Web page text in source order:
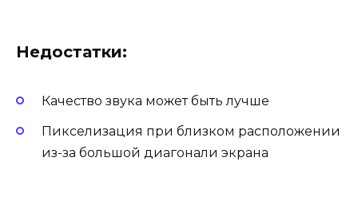
Недостатки:
Качество звука может быть лучше
Пикселизация при близком расположении
из-за большой диагонали экрана